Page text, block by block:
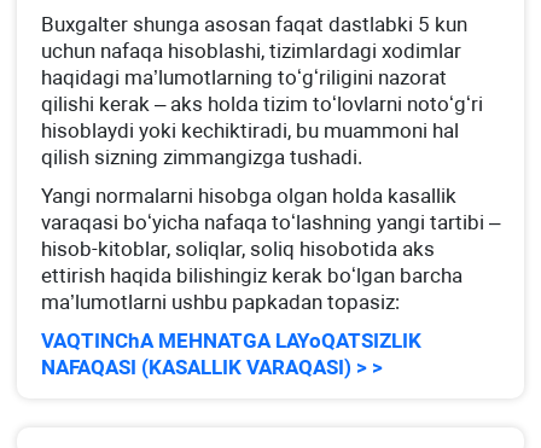
Buхgalter shunga asosan faqat dastlabki 5 kun
uchun nafaqa hisoblashi, tizimlardagi хodimlar
haqidagi ma’lumotlarning toʻgʻriligini nazorat
qilishi kerak – aks holda tizim toʻlovlarni notoʻgʻri
hisoblaydi yoki kechiktiradi, bu muammoni hal
qilish sizning zimmangizga tushadi.
Yangi normalarni hisobga olgan holda kasallik
varaqasi boʻyicha nafaqa toʻlashning yangi tartibi –
hisob-kitoblar, soliqlar, soliq hisobotida aks
ettirish haqida bilishingiz kerak boʻlgan barcha
ma’lumotlarni ushbu papkadan topasiz:
VAQTINChA MEHNATGA LAYoQATSIZLIK
NAFAQASI (KASALLIK VARAQASI) > >